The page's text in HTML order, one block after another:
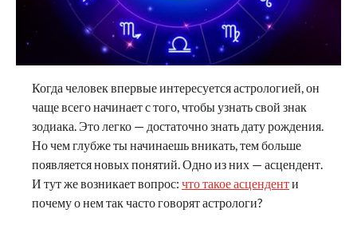
Когда человек впервые интересуется астрологией, он
чаще всего начинает с того, чтобы узнать свой знак
зодиака. Это легко — достаточно знать дату рождения.
Но чем глубже ты начинаешь вникать, тем больше
появляется новых понятий. Одно из них — асцендент.
И тут же возникает вопрос: что такое асценденти
почему о нем так часто говорят астрологи?